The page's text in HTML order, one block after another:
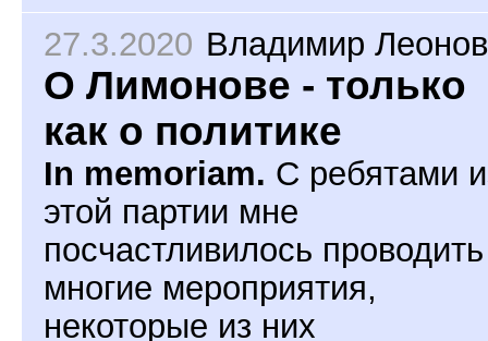
27.3.2020 Владимир Леонов
О Лимонове - только
как о политике
In memoriam. С ребятами
этой партии мне
посчастливилось проводить
многие мероприятия,
некоторые из них